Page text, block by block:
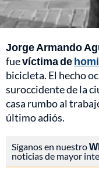
Jorge Armando
fuevíctima de
bicicleta. El hecho
suroccidente de la
casa rumbo al
último adiós.
Síganos en nuestro
noticias de mayor